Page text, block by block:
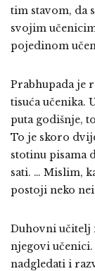
tim stavom, da
svojim
pojedinom
Prabhupada je
tisuća učenika.
puta godišnje,
To je skoro
stotinu pisama
sati. … Mislim,
postoji neko
Duhovni učitelj
njegovi
nadgledati i